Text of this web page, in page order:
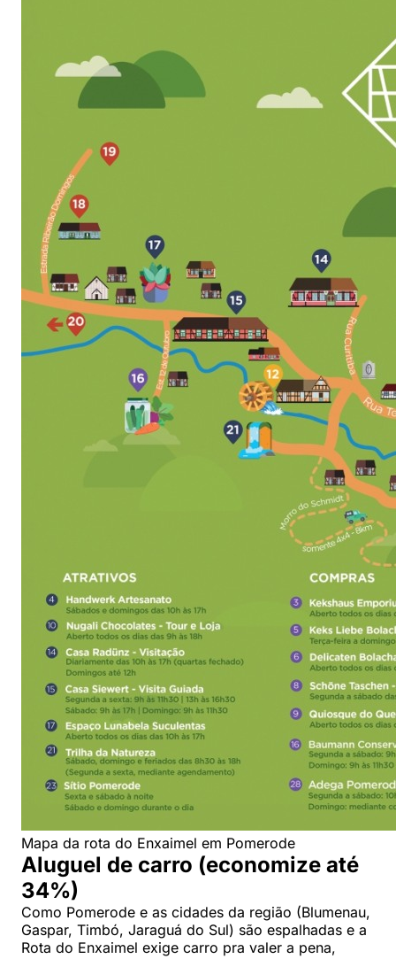
Mapa da rota do Enxaimel em Pomerode
Aluguel de carro (economize até
34%)
Como Pomerode e as cidades da região (Blumenau,
Gaspar, Timbó, Jaraguá do Sul) são espalhadas e a
Rota do Enxaimel exige carro pra valer a pena,